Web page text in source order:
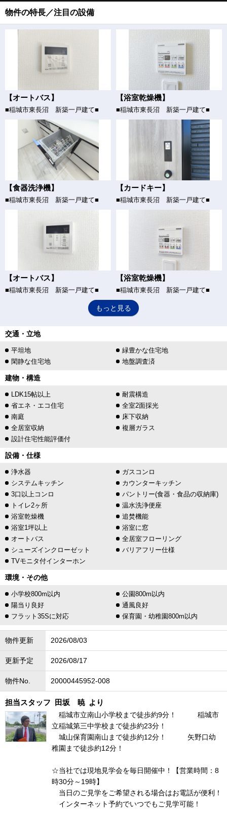
物件の特長／注目の設備
【オートバス】
■稲城市東長沼 新築一戸建て■
【浴室乾燥機】
■稲城市東長沼 新築一戸建て■
【食器洗浄機】
■稲城市東長沼 新築一戸建て■
【カードキー】
■稲城市東長沼 新築一戸建て■
【オートバス】
■稲城市東長沼 新築一戸建て■
【浴室乾燥機】
■稲城市東長沼 新築一戸建て■
もっと見る
交通・立地
平坦地
緑豊かな住宅地
閑静な住宅地
地盤調査済
建物・構造
LDK15帖以上
耐震構造
省エネ・エコ住宅
全室2面採光
南庭
床下収納
全居室収納
複層ガラス
設計住宅性能評価付
設備・仕様
浄水器
ガスコンロ
システムキッチン
カウンターキッチン
3口以上コンロ
パントリー(食器・食品の収納庫)
トイレ2ヶ所
温水洗浄便座
浴室乾燥機
追焚機能
浴室1坪以上
浴室に窓
オートバス
全居室フローリング
シューズインクローゼット
バリアフリー仕様
TVモニタ付インターホン
環境・その他
小学校800m以内
公園800m以内
陽当り良好
通風良好
フラット35Sに対応
保育園・幼稚園800m以内
物件更新 2026/08/03
更新予定 2026/08/17
物件No. 20000445952-008
担当スタッフ 田坂 暁 より
稲城市立南山小学校まで徒歩約9分！ 稲城市
立稲城第三中学校まで徒歩約23分！
城山保育園南山まで徒歩約12分！ 矢野口幼
稚園まで徒歩約12分！
☆当社では現地見学会を毎日開催中！【営業時間：8
時30分～19時】
当日のご見学をご希望される場合はお電話が便利！
インターネット予約でいつでもご見学可能！